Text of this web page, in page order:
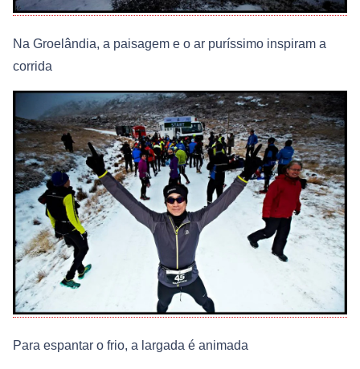
Na Groelândia, a paisagem e o ar puríssimo inspiram a
corrida
Para espantar o frio, a largada é animada